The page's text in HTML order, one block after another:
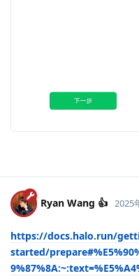
Ryan Wang 👍 2025
https://docs.halo.run/
started/